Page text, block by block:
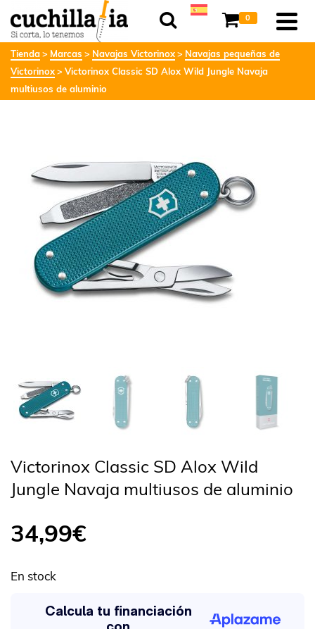
0
Tienda Marcas Navajas Victorinox
Navajas pequeñas de
Victorinox
Victorinox Classic SD Alox Wild Jungle Navaja
multiusos de aluminio
Victorinox Classic SD Alox Wild
Jungle Navaja multiusos de aluminio
34,99€
En stock